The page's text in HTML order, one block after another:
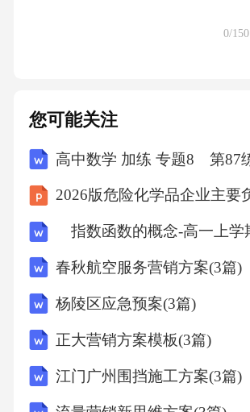
0/150
您可能关注
春秋航空服务营销方案(3篇)
杨陵区应急预案(3篇)
正大营销方案模板(3篇)
江门广州围挡施工方案(3篇)